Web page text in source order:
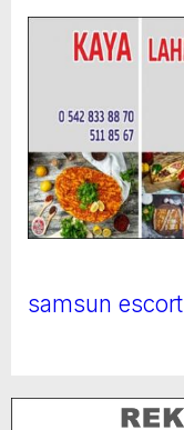
samsun escort